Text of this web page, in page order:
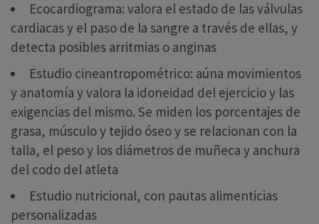
Ecocardiograma: valora el estado de las válvulas
cardiacas y el paso de la sangre a través de ellas, y
detecta posibles arritmias o anginas
Estudio cineantropométrico: aúna movimientos
y anatomía y valora la idoneidad del ejercicio y las
exigencias del mismo. Se miden los porcentajes de
grasa, músculo y tejido óseo y se relacionan con la
talla, el peso y los diámetros de muñeca y anchura
del codo del atleta
Estudio nutricional, con pautas alimenticias
personalizadas